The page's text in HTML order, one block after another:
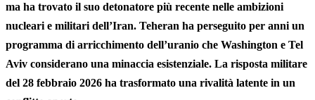
ma ha trovato il suo detonatore più recente nelle ambizioni
nucleari e militari dell’Iran. Teheran ha perseguito per anni un
programma di arricchimento dell’uranio che Washington e Tel
Aviv considerano una minaccia esistenziale. La risposta militare
del 28 febbraio 2026 ha trasformato una rivalità latente in un